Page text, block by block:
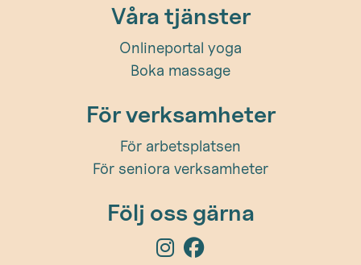
Våra tjänster
Onlineportal yoga
Boka massage
För verksamheter
För arbetsplatsen
För seniora verksamheter
Följ oss gärna